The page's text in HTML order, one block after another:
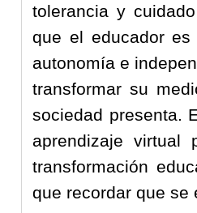
tolerancia y
que el educador
autonomía e
transformar su
sociedad presenta.
aprendizaje virtual
transformación
que recordar que se